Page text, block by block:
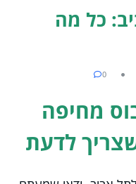
כל מה
0
מחיפה
לדעת